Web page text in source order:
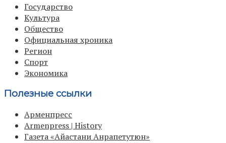
Государство
Культура
Общество
Официальная хроника
Регион
Спорт
Экономика
Полезные ссылки
Арменпресс
Armenpress | History
Газета «Айастани Анрапетутюн»